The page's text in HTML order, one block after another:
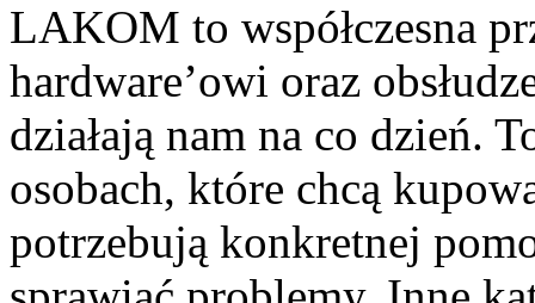
LAKOM to współczesna
hardware’owi oraz
działają nam na co dzień.
osobach, które chcą
potrzebują konkretnej